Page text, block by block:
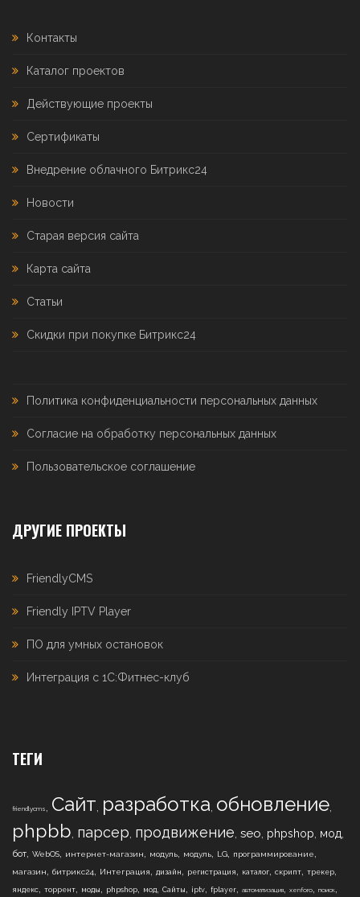
Контакты
Каталог проектов
Действующие проекты
Сертификаты
Внедрение облачного Битрикс24
Новости
Старая версия сайта
Карта сайта
Статьи
Скидки при покупке Битрикс24
Политика конфиденциальности персональных данных
Согласие на обработку персональных данных
Пользовательское соглашение
ДРУГИЕ ПРОЕКТЫ
FriendlyCMS
Friendly IPTV Player
ПО для умных остановок
Интеграция с 1С:Фитнес-клуб
ТЕГИ
friendlycms , Сайт, разработка, обновление,
phpbb, парсер, продвижение, seo, phpshop, мод,
бот, WebOS, интернет-магазин, модуль, модуль, LG, программирование,
магазин, битрикс24, Интеграция, дизайн , регистрация , каталог, скрипт, трекер,
яндекс, торрент, моды , phpshop, мод, Сайты , iptv, fplayer, автоматизация, xenforo, поиск,